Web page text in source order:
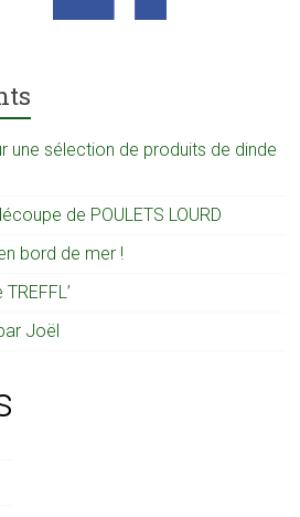
une sélection de produits de dinde
de POULETS LOURD
bord de mer !
Joël